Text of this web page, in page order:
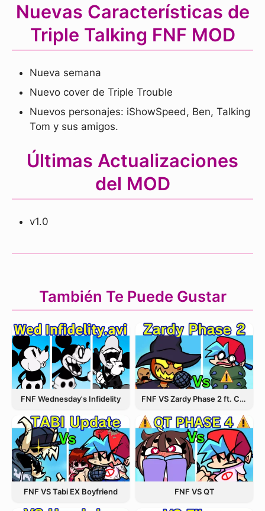
Nuevas Características de
Triple Talking FNF MOD
Nueva semana
Nuevo cover de Triple Trouble
Nuevos personajes: iShowSpeed, Ben, Talking
Tom y sus amigos.
Últimas Actualizaciones
del MOD
v1.0
También Te Puede Gustar
FNF Wednesday's Infidelity FNF VS Zardy Phase 2 ft. CableCrow
FNF VS Tabi EX Boyfriend FNF VS QT